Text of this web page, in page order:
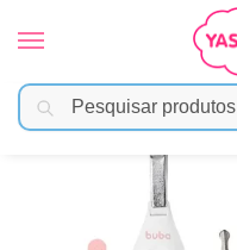
Início Banho / Higiene e Cuidados